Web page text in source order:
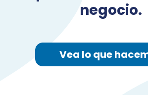
negocio.
Vea lo que